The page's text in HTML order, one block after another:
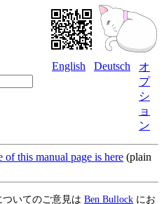
English Deutsch
オ
プ
シ
ョ
ン
of this manual page is here (plain
いてのご意見は Ben Bullock にお